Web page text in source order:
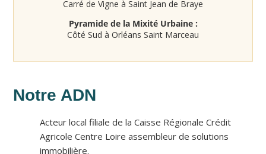
Carré de Vigne à Saint Jean de Braye
Pyramide de la Mixité Urbaine :
Côté Sud à Orléans Saint Marceau
Notre ADN
Acteur local filiale de la Caisse Régionale Crédit
Agricole Centre Loire assembleur de solutions
immobilière.